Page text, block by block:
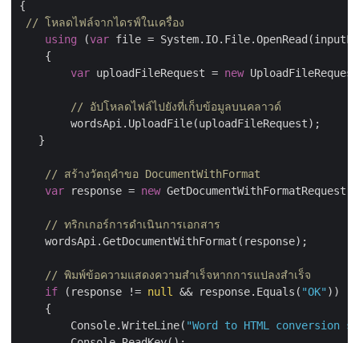
{
// โหลดไฟล์จากไดรฟ์ในเครื่อง
using (var file =
    {
var uploadFileRequest = new
// อัปโหลดไฟล์ไปยังที่เก็บข้อมูลบนคลาวด์
        wordsApi.UploadFile(uploadFileRequest);
   }
// สร้างวัตถุคำขอ DocumentWithFormat
var response = new
// ทริกเกอร์การดำเนินการเอกสาร
    wordsApi.GetDocumentWithFormat(response);
// พิมพ์ข้อความแสดงความสำเร็จหากการแปลงสำเร็จ
if (response != null && response.Equals( "OK" ))
    {
        Console.WriteLine(
"Word to HTML conversion